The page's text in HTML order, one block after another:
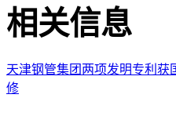
相关信息
天津钢管集团两项发明专利获
修